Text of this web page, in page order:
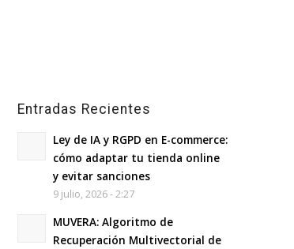
Entradas Recientes
Ley de IA y RGPD en E-commerce:
cómo adaptar tu tienda online
y evitar sanciones
9 julio, 2026 - 2:27
MUVERA: Algoritmo de
Recuperación Multivectorial de